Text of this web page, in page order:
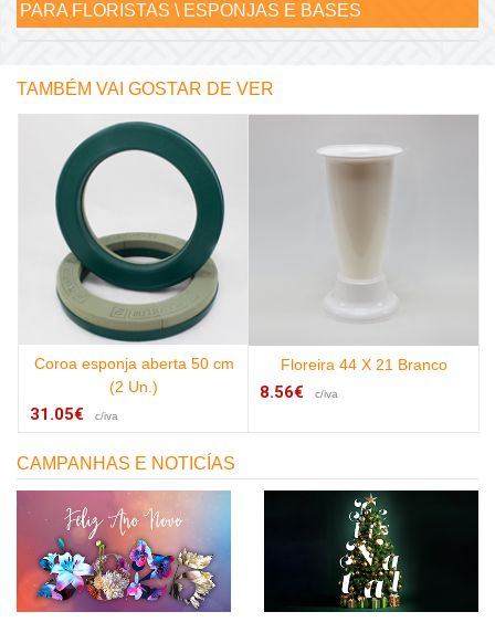
PARA FLORISTAS \ ESPONJAS E BASES
TAMBÉM VAI GOSTAR DE VER
Coroa esponja aberta 50 cm
(2 Un.)
31.05€ c/iva
Floreira 44 X 21 Branco
8.56€ c/iva
CAMPANHAS E NOTICÍAS